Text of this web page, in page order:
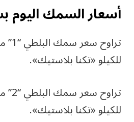
أسعار السمك اليوم
للكيلو «تكنا بلاستيك».
للكيلو «تكنا بلاستيك».